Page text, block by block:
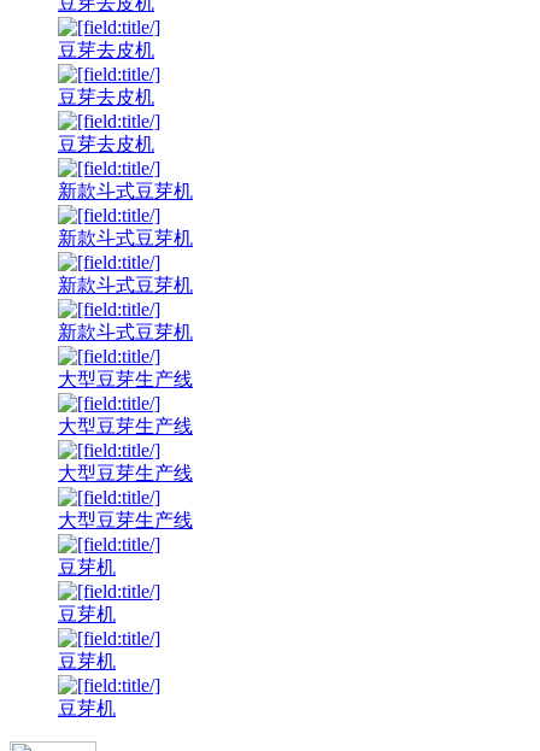
豆芽去皮机
豆芽去皮机
豆芽去皮机
新款斗式豆芽机
新款斗式豆芽机
新款斗式豆芽机
新款斗式豆芽机
大型豆芽生产线
大型豆芽生产线
大型豆芽生产线
大型豆芽生产线
豆芽机
豆芽机
豆芽机
豆芽机